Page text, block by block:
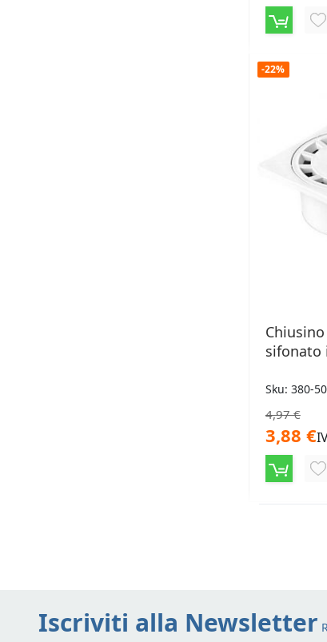
-22%
sifonato
Sku: 380-
4,97 €
3,88 €
Iscriviti alla Newsletter